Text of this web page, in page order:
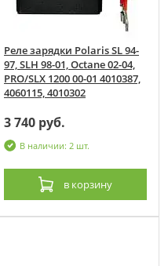
Реле зарядки Polaris SL 94-
97, SLH 98-01, Octane 02-04,
PRO/SLX 1200 00-01 4010387,
4060115, 4010302
3 740 руб.
В наличии: 2 шт.
в корзину